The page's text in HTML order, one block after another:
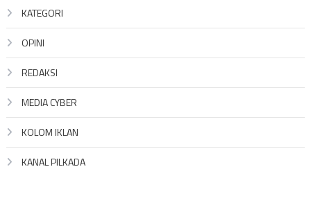
KATEGORI
OPINI
REDAKSI
MEDIA CYBER
KOLOM IKLAN
KANAL PILKADA